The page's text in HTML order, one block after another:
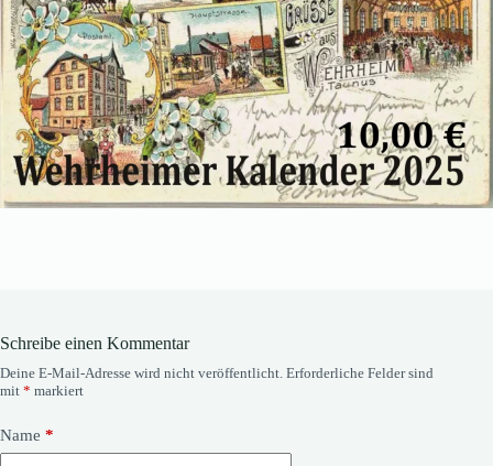
Schreibe einen Kommentar
Deine E-Mail-Adresse wird nicht veröffentlicht. Erforderliche Felder sind
mit * markiert
Name *